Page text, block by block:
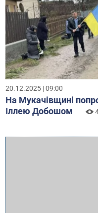
20.12.2025 | 09:00
На Мукачівщині
Іллею Добошом